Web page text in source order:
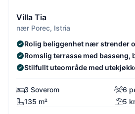
Villa Tia
nær Porec, Istria
Rolig beliggenhet nær strender
Romslig terrasse med basseng,
Stilfullt uteområde med
3 Soverom
6
135 m²
5